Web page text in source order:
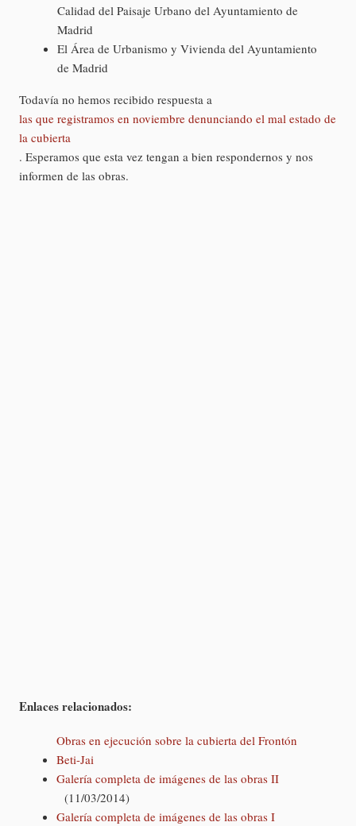
Calidad del Paisaje Urbano del Ayuntamiento de
Madrid
El Área de Urbanismo y Vivienda del Ayuntamiento
de Madrid
Todavía no hemos recibido respuesta a
las que registramos en noviembre denunciando el mal estado de
la cubierta
. Esperamos que esta vez tengan a bien respondernos y nos
informen de las obras.
Enlaces relacionados:
Obras en ejecución sobre la cubierta del Frontón
Beti-Jai
Galería completa de imágenes de las obras II
(11/03/2014)
Galería completa de imágenes de las obras I